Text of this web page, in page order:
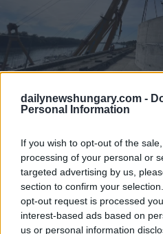
dailynewshungary.com -
Personal Information
If you wish to opt-out of the
processing of your personal or
targeted advertising by us,
section to confirm your
opt-out request is processed
interest-based ads based on
us or personal information
Quanto costerà effettivamente il
È interessante notare che l’opzione
inizialmente stimata a soli 27,4
Tenendo conto dell’inflazione e
cifra dovrebbe salire a circa 57,4
dell’attuale aggiudicazione vinta